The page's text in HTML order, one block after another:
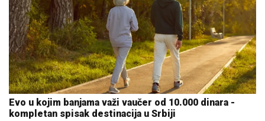
Evo u kojim banjama važi vaučer od 10.000 dinara -
kompletan spisak destinacija u Srbiji